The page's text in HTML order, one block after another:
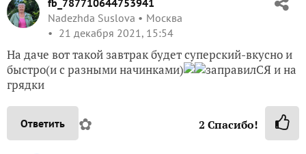
fb_787710644753941
Nadezhda Suslova
Москва
21 декабря 2021, 15:54
На даче вот такой завтрак будет суперский-вкусно и
быстро(и с разными начинками)
заправилСЯ и на
грядки
Ответить ✿ 2 Спасибо!